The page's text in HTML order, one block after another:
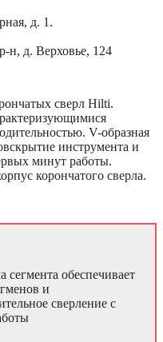
д. 1.
н, д. Верховье, 124
сверл Hilti.
V-образная
инструмента и
минут работы.
корончатого сверла.
сегмента обеспечивает
и
сверление с